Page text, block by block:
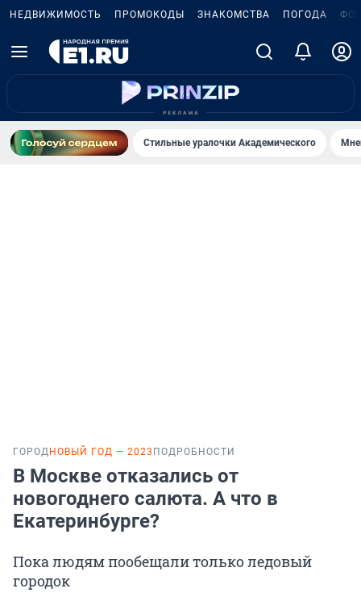
НЕДВИЖИМОСТЬ ПРОМОКОДЫ ЗНАКОМСТВА ПОГОДА
Стильные уралочки Академического
ГОРОД НОВЫЙ ГОД — 2023 ПОДРОБНОСТИ
В Москве отказались от
новогоднего салюта. А что в
Екатеринбурге?
Пока людям пообещали только ледовый
городок